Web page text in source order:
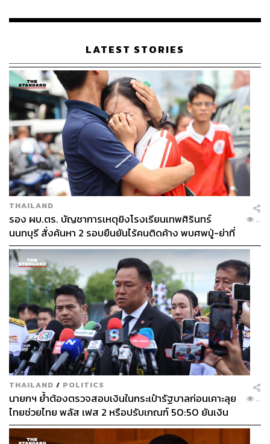
เรือนไทยที่ถูกซุกไว้
LATEST STORIES
THAILAND
รอง ผบ.ตร. บัญชาการเหตุยิงโรงเรียนเทพศิรินทร์
นนทบุรี สั่งค้นหา 2 รอบยืนยันไร้คนติดค้าง พบศพปู่-ย่าที่
บ้านพักผู้ก่อเหตุ
...
THAILAND / POLITICS
นายกฯ ย้ำต้องตรวจสอบเงินในกระเป๋ารัฐบาลก่อนเคาะลุย
ไทยช่วยไทย พลัส เฟส 2 หรือปรับเกณฑ์ 50:50 ยันเงิน
คงคลังรัฐบาลแข็งแรง
...